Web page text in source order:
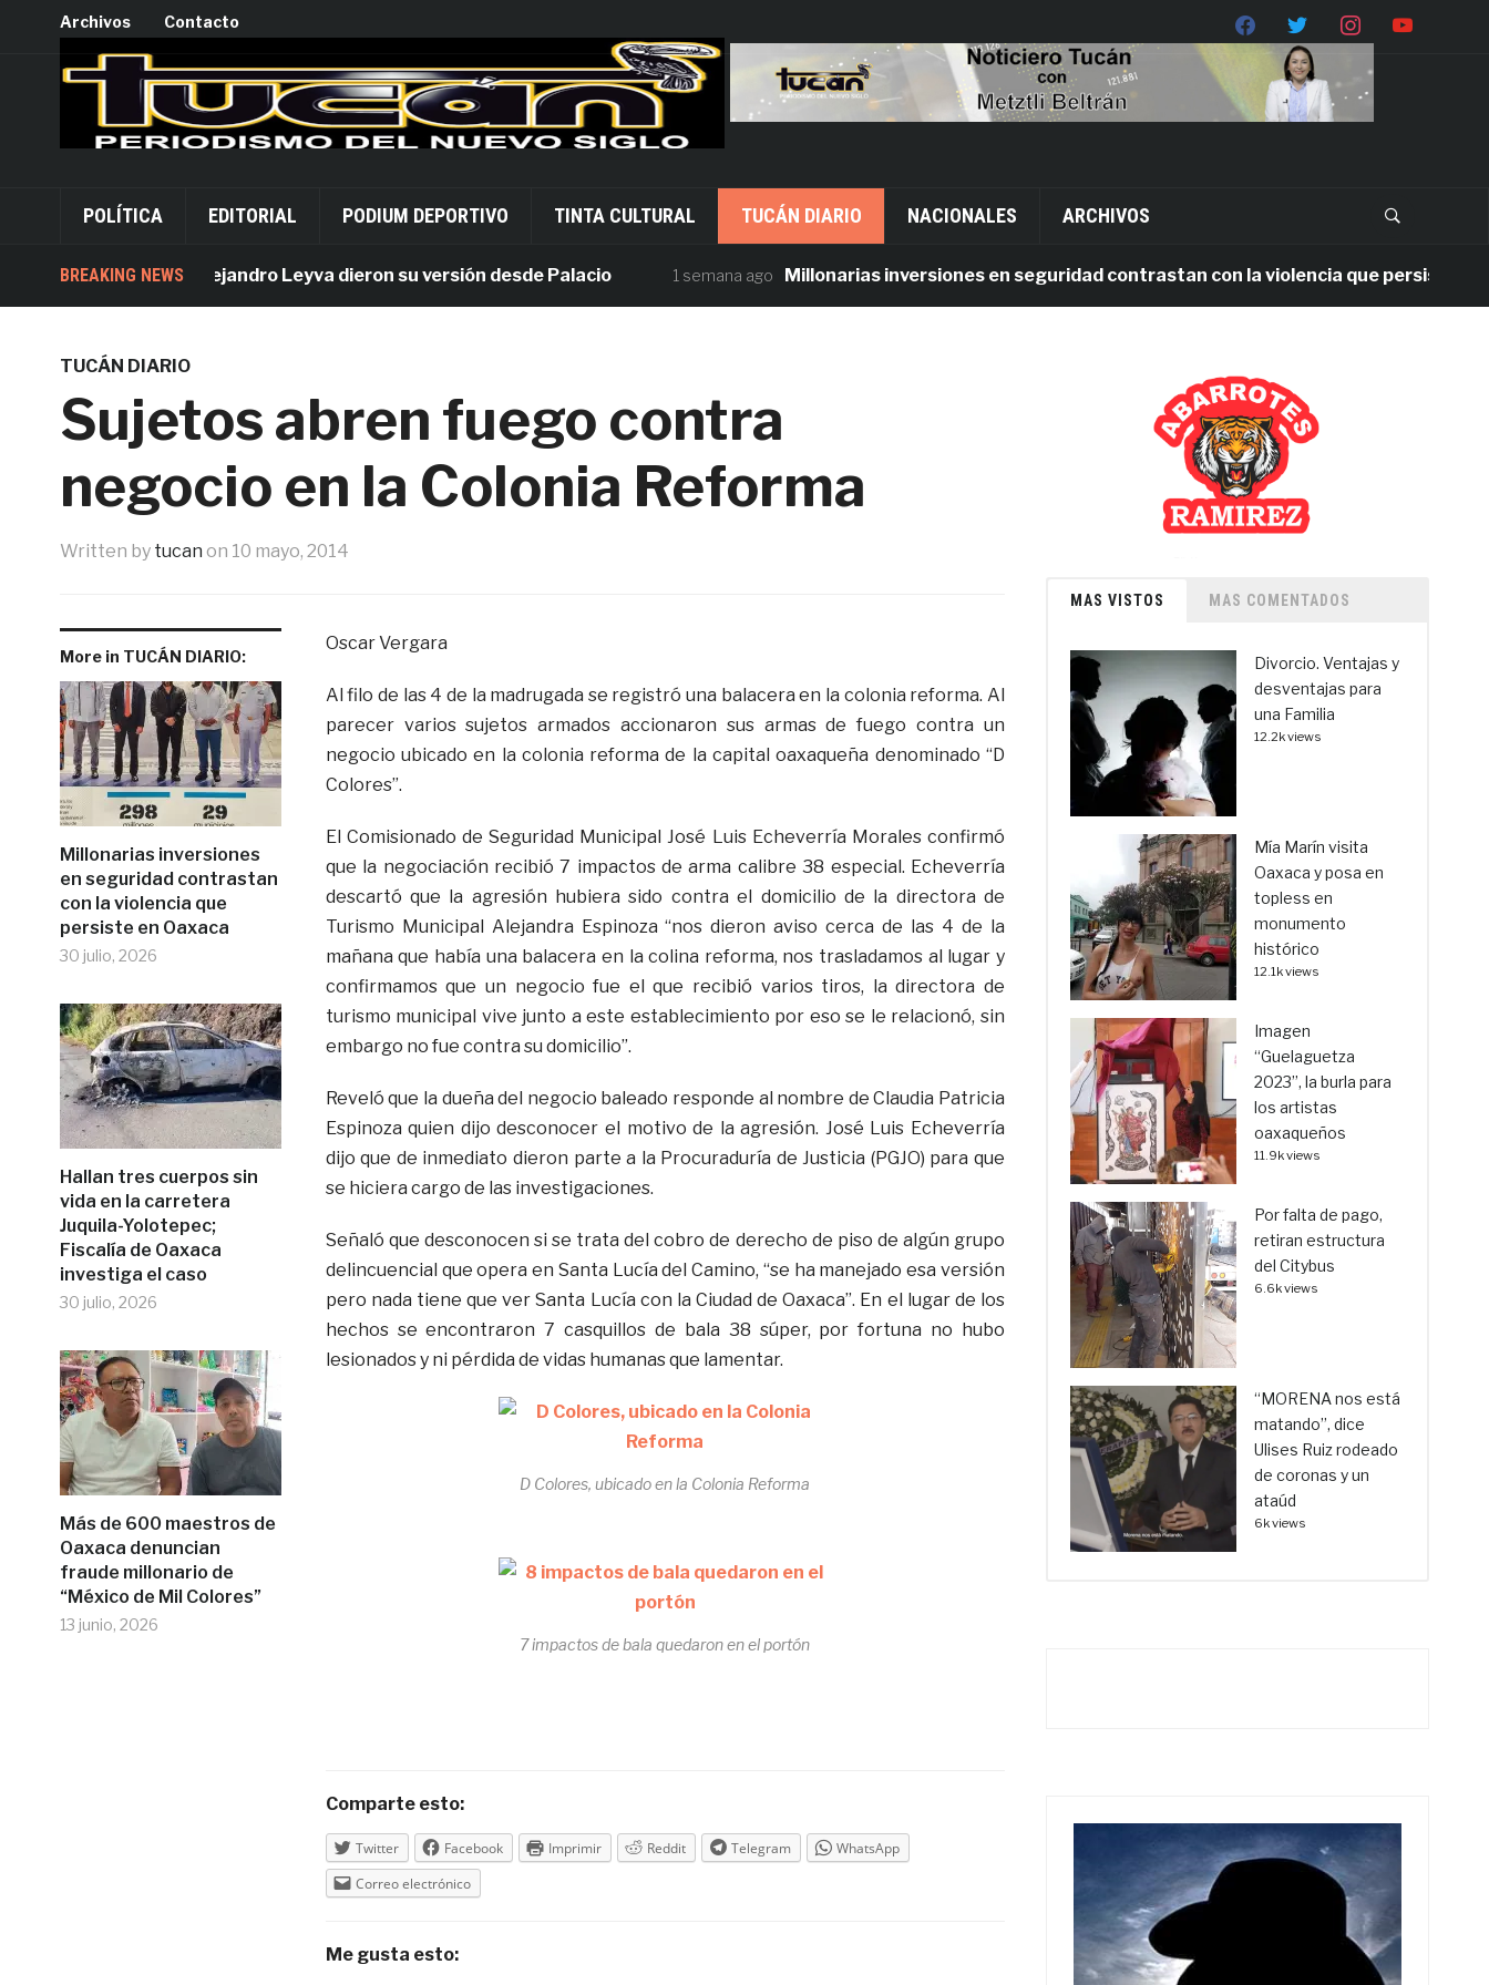
Archivos Contacto
POLÍTICA EDITORIAL PODIUM DEPORTIVO TINTA CULTURAL TUCÁN DIARIO NACIONALES ARCHIVOS
BREAKING NEWS
Acusados por Alejandro Leyva dieron su versión desde Palacio 1 semana ago Millonarias inversiones en seguridad contrastan con la violencia que persiste en
TUCÁN DIARIO
Sujetos abren fuego contra
negocio en la Colonia Reforma
Written by tucan on 10 mayo, 2014
More in TUCÁN DIARIO:
Millonarias inversiones
en seguridad contrastan
con la violencia que
persiste en Oaxaca
30 julio, 2026
Hallan tres cuerpos sin
vida en la carretera
Juquila-Yolotepec;
Fiscalía de Oaxaca
investiga el caso
30 julio, 2026
Más de 600 maestros de
Oaxaca denuncian
fraude millonario de
“México de Mil Colores”
13 junio, 2026
Oscar Vergara
Al filo de las 4 de la madrugada se registró una balacera en la colonia reforma. Al
parecer varios sujetos armados accionaron sus armas de fuego contra un
negocio ubicado en la colonia reforma de la capital oaxaqueña denominado “D
Colores”.
El Comisionado de Seguridad Municipal José Luis Echeverría Morales confirmó
que la negociación recibió 7 impactos de arma calibre 38 especial. Echeverría
descartó que la agresión hubiera sido contra el domicilio de la directora de
Turismo Municipal Alejandra Espinoza “nos dieron aviso cerca de las 4 de la
mañana que había una balacera en la colina reforma, nos trasladamos al lugar y
confirmamos que un negocio fue el que recibió varios tiros, la directora de
turismo municipal vive junto a este establecimiento por eso se le relacionó, sin
embargo no fue contra su domicilio”.
Reveló que la dueña del negocio baleado responde al nombre de Claudia Patricia
Espinoza quien dijo desconocer el motivo de la agresión. José Luis Echeverría
dijo que de inmediato dieron parte a la Procuraduría de Justicia (PGJO) para que
se hiciera cargo de las investigaciones.
Señaló que desconocen si se trata del cobro de derecho de piso de algún grupo
delincuencial que opera en Santa Lucía del Camino, “se ha manejado esa versión
pero nada tiene que ver Santa Lucía con la Ciudad de Oaxaca”. En el lugar de los
hechos se encontraron 7 casquillos de bala 38 súper, por fortuna no hubo
lesionados y ni pérdida de vidas humanas que lamentar.
D Colores, ubicado en la Colonia Reforma
7 impactos de bala quedaron en el portón
Comparte esto:
Twitter Facebook Imprimir Reddit Telegram
WhatsApp
Correo electrónico
Me gusta esto:
MAS VISTOS MAS COMENTADOS
Divorcio. Ventajas y
desventajas para
una Familia
12.2k views
Mía Marín visita
Oaxaca y posa en
topless en
monumento
histórico
12.1k views
Imagen
“Guelaguetza
2023”, la burla para
los artistas
oaxaqueños
11.9k views
Por falta de pago,
retiran estructura
del Citybus
6.6k views
“MORENA nos está
matando”, dice
Ulises Ruiz rodeado
de coronas y un
ataúd
6k views